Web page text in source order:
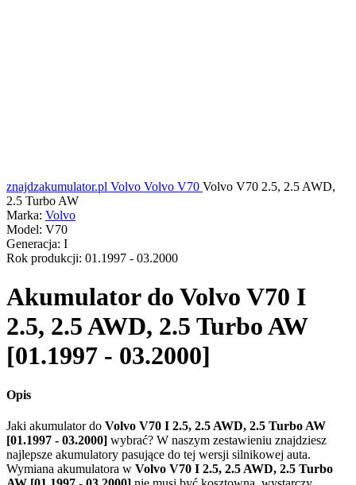
znajdzakumulator.pl Volvo Volvo V70 Volvo V70 2.5, 2.5 AWD,
2.5 Turbo AW
Marka: Volvo
Model: V70
Generacja: I
Rok produkcji: 01.1997 - 03.2000
Akumulator do Volvo V70 I
2.5, 2.5 AWD, 2.5 Turbo AW
[01.1997 - 03.2000]
Opis
Jaki akumulator do Volvo V70 I 2.5, 2.5 AWD, 2.5 Turbo AW
[01.1997 - 03.2000] wybrać? W naszym zestawieniu znajdziesz
najlepsze akumulatory pasujące do tej wersji silnikowej auta.
Wymiana akumulatora w Volvo V70 I 2.5, 2.5 AWD, 2.5 Turbo